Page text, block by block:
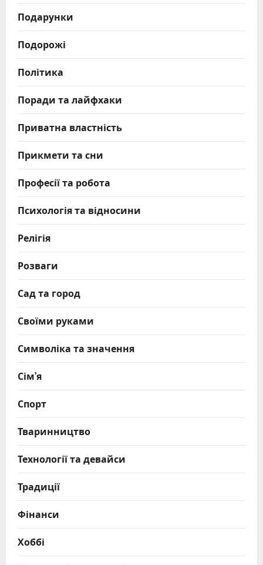
Подарунки
Подорожі
Політика
Поради та лайфхаки
Приватна властність
Прикмети та сни
Професії та робота
Психологія та відносини
Релігія
Розваги
Сад та город
Своїми руками
Символіка та значення
Сім’я
Спорт
Тваринництво
Технології та девайси
Традиції
Фінанси
Хоббі